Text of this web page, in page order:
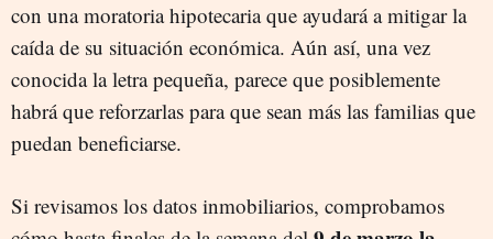
con una moratoria hipotecaria que ayudará a mitigar la
caída de su situación económica. Aún así, una vez
conocida la letra pequeña, parece que posiblemente
habrá que reforzarlas para que sean más las familias que
puedan beneficiarse.
Si revisamos los datos inmobiliarios, comprobamos